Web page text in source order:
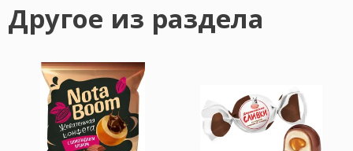
Другое из раздела